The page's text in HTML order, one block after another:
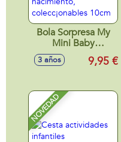
Bola Sorpresa My
Mini Baby
Sweethearts, con
muñeco, accesorio
colecc¡onables
3 años 9,95 €
NOVEDAD